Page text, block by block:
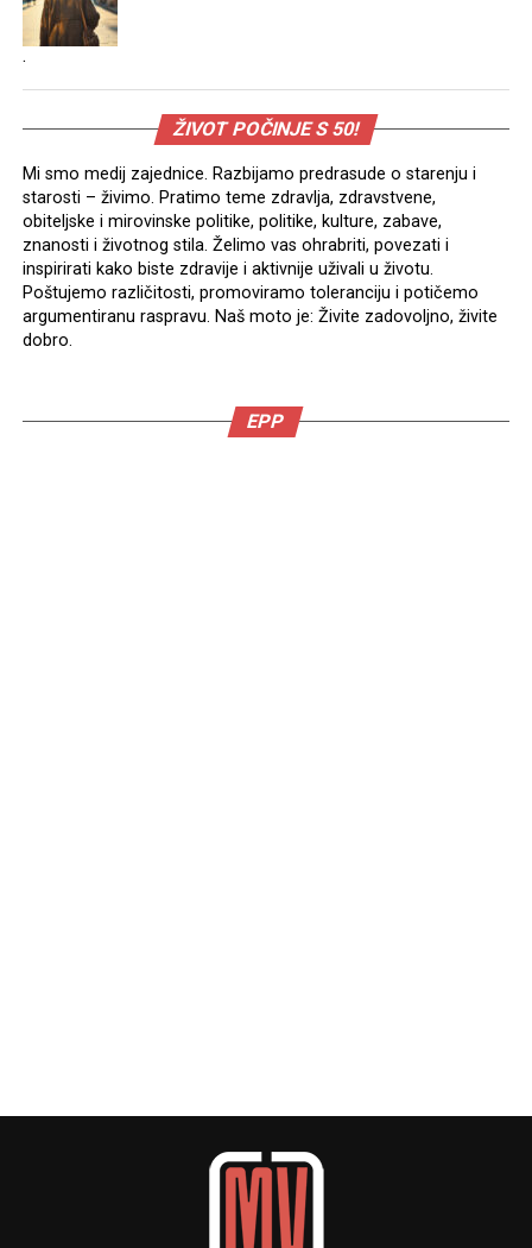
.
ŽIVOT POČINJE S 50!
Mi smo medij zajednice. Razbijamo predrasude o starenju i
starosti – živimo. Pratimo teme zdravlja, zdravstvene,
obiteljske i mirovinske politike, politike, kulture, zabave,
znanosti i životnog stila. Želimo vas ohrabriti, povezati i
inspirirati kako biste zdravije i aktivnije uživali u životu.
Poštujemo različitosti, promoviramo toleranciju i potičemo
argumentiranu raspravu. Naš moto je: Živite zadovoljno, živite
dobro.
EPP